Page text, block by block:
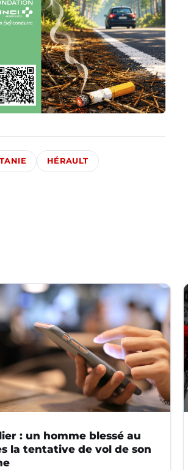
HÉRAULT
: un homme blessé au
la tentative de vol de son